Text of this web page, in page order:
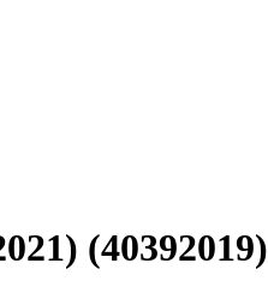
(40392019)